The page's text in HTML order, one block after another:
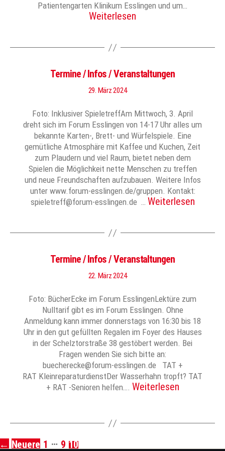
Patientengarten Klinikum Esslingen und um…
Weiterlesen
Termine / Infos / Veranstaltungen
29. März 2024
Foto: Inklusiver SpieletreffAm Mittwoch, 3. April
dreht sich im Forum Esslingen von 14-17 Uhr alles um
bekannte Karten-, Brett- und Würfelspiele. Eine
gemütliche Atmosphäre mit Kaffee und Kuchen, Zeit
zum Plaudern und viel Raum, bietet neben dem
Spielen die Möglichkeit nette Menschen zu treffen
und neue Freundschaften aufzubauen. Weitere Infos
unter www.forum-esslingen.de/gruppen. Kontakt:
spieletreff@forum-esslingen.de … Weiterlesen
Termine / Infos / Veranstaltungen
22. März 2024
Foto: BücherEcke im Forum EsslingenLektüre zum
Nulltarif gibt es im Forum Esslingen. Ohne
Anmeldung kann immer donnerstags von 16:30 bis 18
Uhr in den gut gefüllten Regalen im Foyer des Hauses
in der Schelztorstraße 38 gestöbert werden. Bei
Fragen wenden Sie sich bitte an:
buecherecke@forum-esslingen.de TAT +
RAT KleinreparaturdienstDer Wasserhahn tropft? TAT
+ RAT -Senioren helfen…. Weiterlesen
Seitennummerierung
Neuere 1 … 9 10